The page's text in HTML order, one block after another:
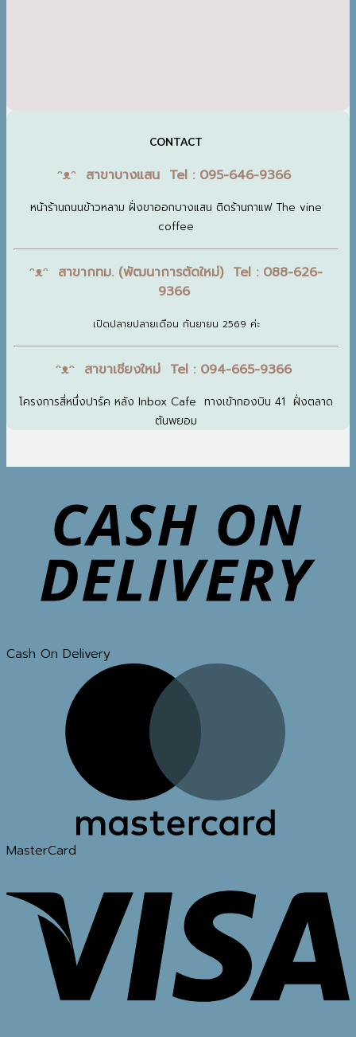
CONTACT
ᵔᴥᵔ สาขาบางแสน Tel : 095-646-9366
หน้าร้านถนนข้าวหลาม ฝั่งขาออกบางแสน ติดร้านกาแฟ The vine
coffee
ᵔᴥᵔ สาขากทม. (พัฒนาการตัดใหม่) Tel : 088-626-
9366
เปิดปลายปลายเดือน กันยายน 2569 ค่ะ
ᵔᴥᵔ สาขาเชียงใหม่ Tel : 094-665-9366
โครงการสี่หนึ่งปาร์ค หลัง Inbox Cafe ทางเข้ากองบิน 41 ฝั่งตลาด
ต้นพยอม
Cash On Delivery
MasterCard